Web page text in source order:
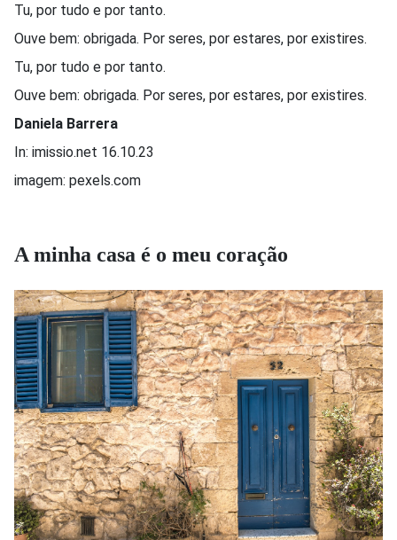
Tu, por tudo e por tanto.
Ouve bem: obrigada. Por seres, por estares, por existires.
Tu, por tudo e por tanto.
Ouve bem: obrigada. Por seres, por estares, por existires.
Daniela Barrera
In: imissio.net 16.10.23
imagem: pexels.com
A minha casa é o meu coração